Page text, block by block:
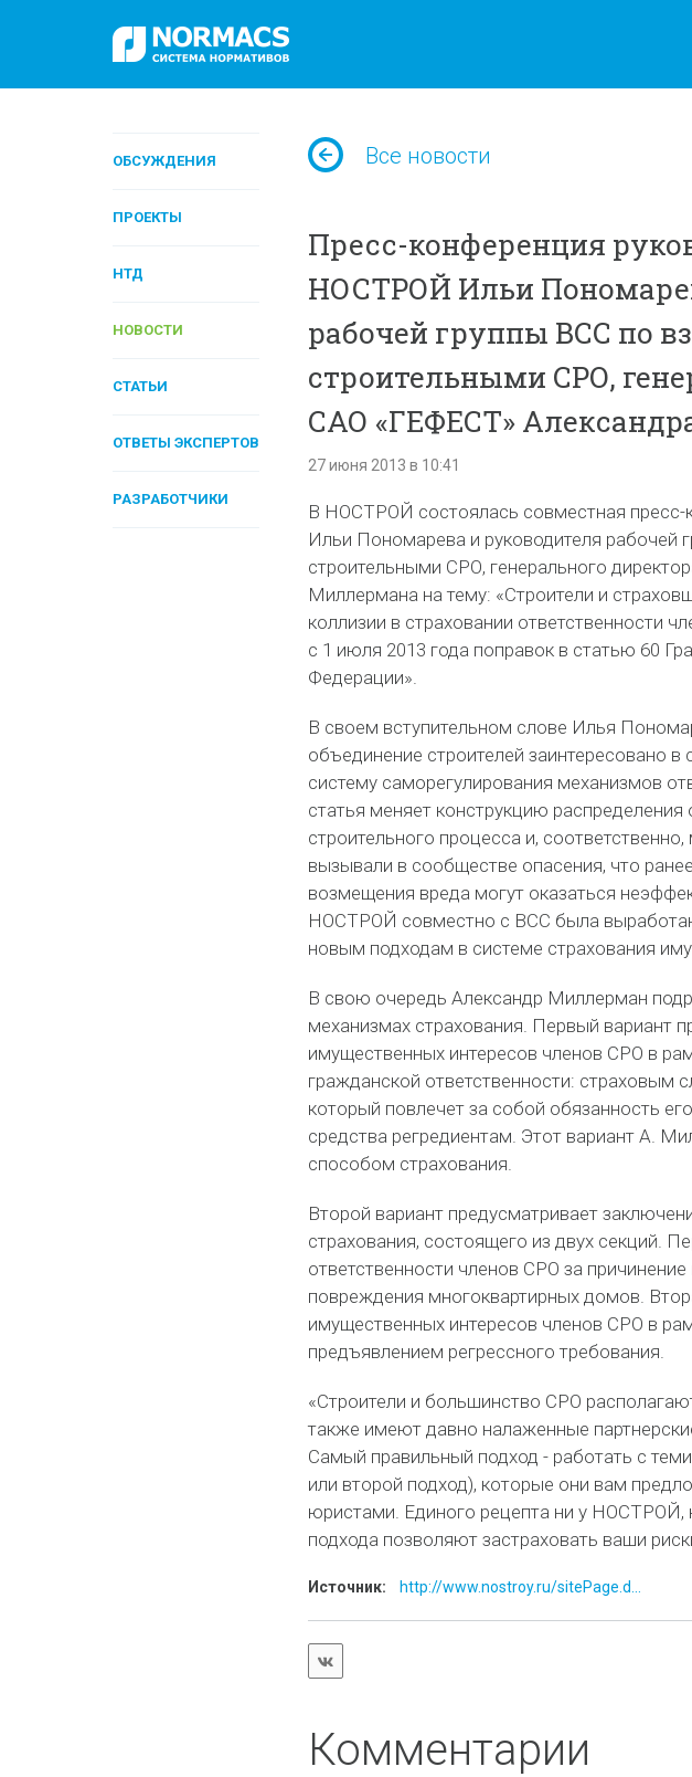
ОБСУЖДЕНИЯ
ПРОЕКТЫ
НТД
НОВОСТИ
СТАТЬИ
ОТВЕТЫ ЭКСПЕРТОВ
РАЗРАБОТЧИКИ
Все новости
Пресс-конференция
НОСТРОЙ Ильи
рабочей группы ВСС по
строительными СРО,
САО «ГЕФЕСТ»
27 июня 2013 в 10:41
В НОСТРОЙ состоялась совместная пресс-
Ильи Пономарева и руководителя рабочей
строительными СРО, генерального
Миллермана на тему: «Строители и
коллизии в страховании ответственности
с 1 июля 2013 года поправок в статью 60
Федерации».
В своем вступительном слове Илья
объединение строителей заинтересовано
систему саморегулирования механизмов
статья меняет конструкцию
строительного процесса и,
вызывали в сообществе опасения, что
возмещения вреда могут оказаться
НОСТРОЙ совместно с ВСС была
новым подходам в системе страхования
В свою очередь Александр Миллерман
механизмах страхования. Первый вариант
имущественных интересов членов СРО в
гражданской ответственности: страховым
который повлечет за собой обязанность
средства регредиентам. Этот вариант А.
способом страхования.
Второй вариант предусматривает
страхования, состоящего из двух секций.
ответственности членов СРО за
повреждения многоквартирных домов.
имущественных интересов членов СРО в
предъявлением регрессного требования.
«Строители и большинство СРО
также имеют давно налаженные
Самый правильный подход - работать с
или второй подход), которые они вам
юристами. Единого рецепта ни у НОСТРОЙ,
подхода позволяют застраховать ваши
Источник: http://www.nostroy.ru/sitePage.d...
Комментарии